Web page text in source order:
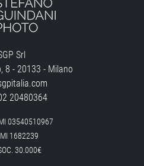
Srl
8 - 20133 - Milano
20480364
03540510967
1682239
30.000€